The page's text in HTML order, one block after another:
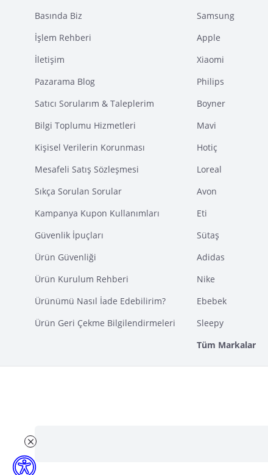
Basında Biz
İşlem Rehberi
İletişim
Pazarama Blog
Satıcı Sorularım & Taleplerim
Bilgi Toplumu Hizmetleri
Kişisel Verilerin Korunması
Mesafeli Satış Sözleşmesi
Sıkça Sorulan Sorular
Kampanya Kupon Kullanımları
Güvenlik İpuçları
Ürün Güvenliği
Ürün Kurulum Rehberi
Ürünümü Nasıl İade Edebilirim?
Ürün Geri Çekme Bilgilendirmeleri
Samsung
Apple
Xiaomi
Philips
Boyner
Mavi
Hotiç
Loreal
Avon
Eti
Sütaş
Adidas
Nike
Ebebek
Sleepy
Tüm Markalar